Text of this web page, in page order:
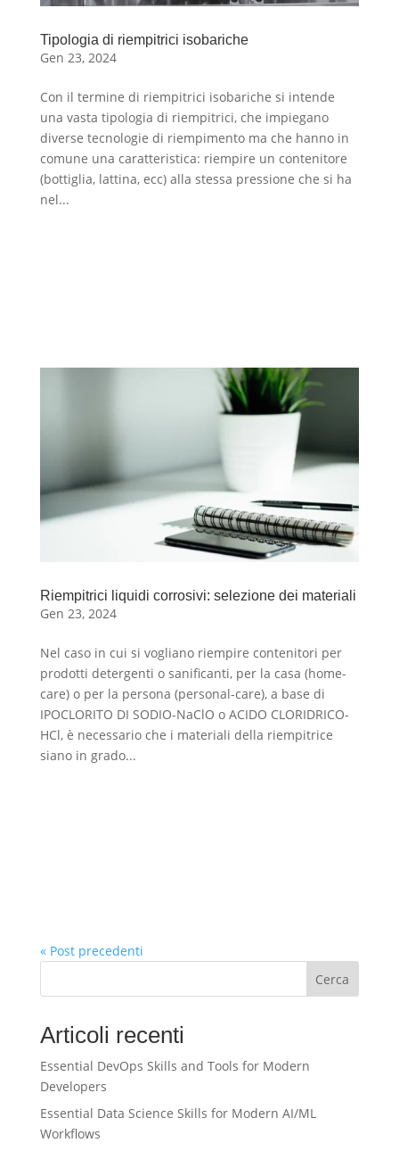
Tipologia di riempitrici isobariche
Gen 23, 2024
Con il termine di riempitrici isobariche si intende
una vasta tipologia di riempitrici, che impiegano
diverse tecnologie di riempimento ma che hanno in
comune una caratteristica: riempire un contenitore
(bottiglia, lattina, ecc) alla stessa pressione che si ha
nel...
Riempitrici liquidi corrosivi: selezione dei materiali
Gen 23, 2024
Nel caso in cui si vogliano riempire contenitori per
prodotti detergenti o sanificanti, per la casa (home-
care) o per la persona (personal-care), a base di
IPOCLORITO DI SODIO-NaClO o ACIDO CLORIDRICO-
HCl, è necessario che i materiali della riempitrice
siano in grado...
« Post precedenti
Cerca
Articoli recenti
Essential DevOps Skills and Tools for Modern
Developers
Essential Data Science Skills for Modern AI/ML
Workflows